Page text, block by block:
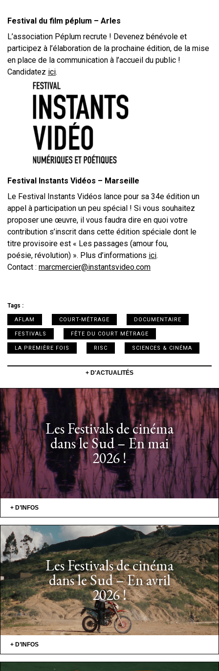
Festival du film péplum – Arles
L’association Péplum recrute ! Devenez bénévole et
participez à l’élaboration de la prochaine édition, de la mise
en place de la communication à l’accueil du public !
Candidatez ici.
Festival Instants Vidéos – Marseille
Le Festival Instants Vidéos lance pour sa 34e édition un
appel à participation un peu spécial ! Si vous souhaitez
proposer une œuvre, il vous faudra dire en quoi votre
contribution s’inscrit dans cette édition spéciale dont le
titre provisoire est « Les passages (amour fou,
poésie, révolution) ». Plus d’informations ici.
Contact : marcmercier@instantsvideo.com
Tags :
AFLAM COURT-MÉTRAGE DOCUMENTAIRE
FESTIVALS FÊTE DU COURT MÉTRAGE
LA PREMIÈRE FOIS RISC SCIENCES & CINÉMA
+ D'ACTUALITÉS
Les Festivals de cinéma
dans le Sud – En mai
2026 !
+ D’INFOS
Les Festivals de cinéma
dans le Sud – En avril
2026 !
+ D’INFOS